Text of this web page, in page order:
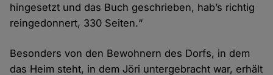
hingesetzt und das Buch geschrieben, hab’s richtig
reingedonnert, 330 Seiten.“
Besonders von den Bewohnern des Dorfs, in dem
das Heim steht, in dem Jöri untergebracht war, erhält